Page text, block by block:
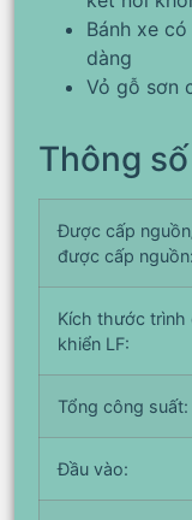
Bánh xe
dàng
Vỏ gỗ sơn
Thông
Được cấp
được cấp nguồn:
Kích thước trình
khiển LF:
Tổng công suất:
Đầu vào: